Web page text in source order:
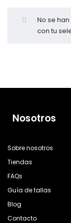
No se
con tu
Nosotros
Sobre nosotros
Tiendas
FAQs
Guía de tallas
Blog
Contacto